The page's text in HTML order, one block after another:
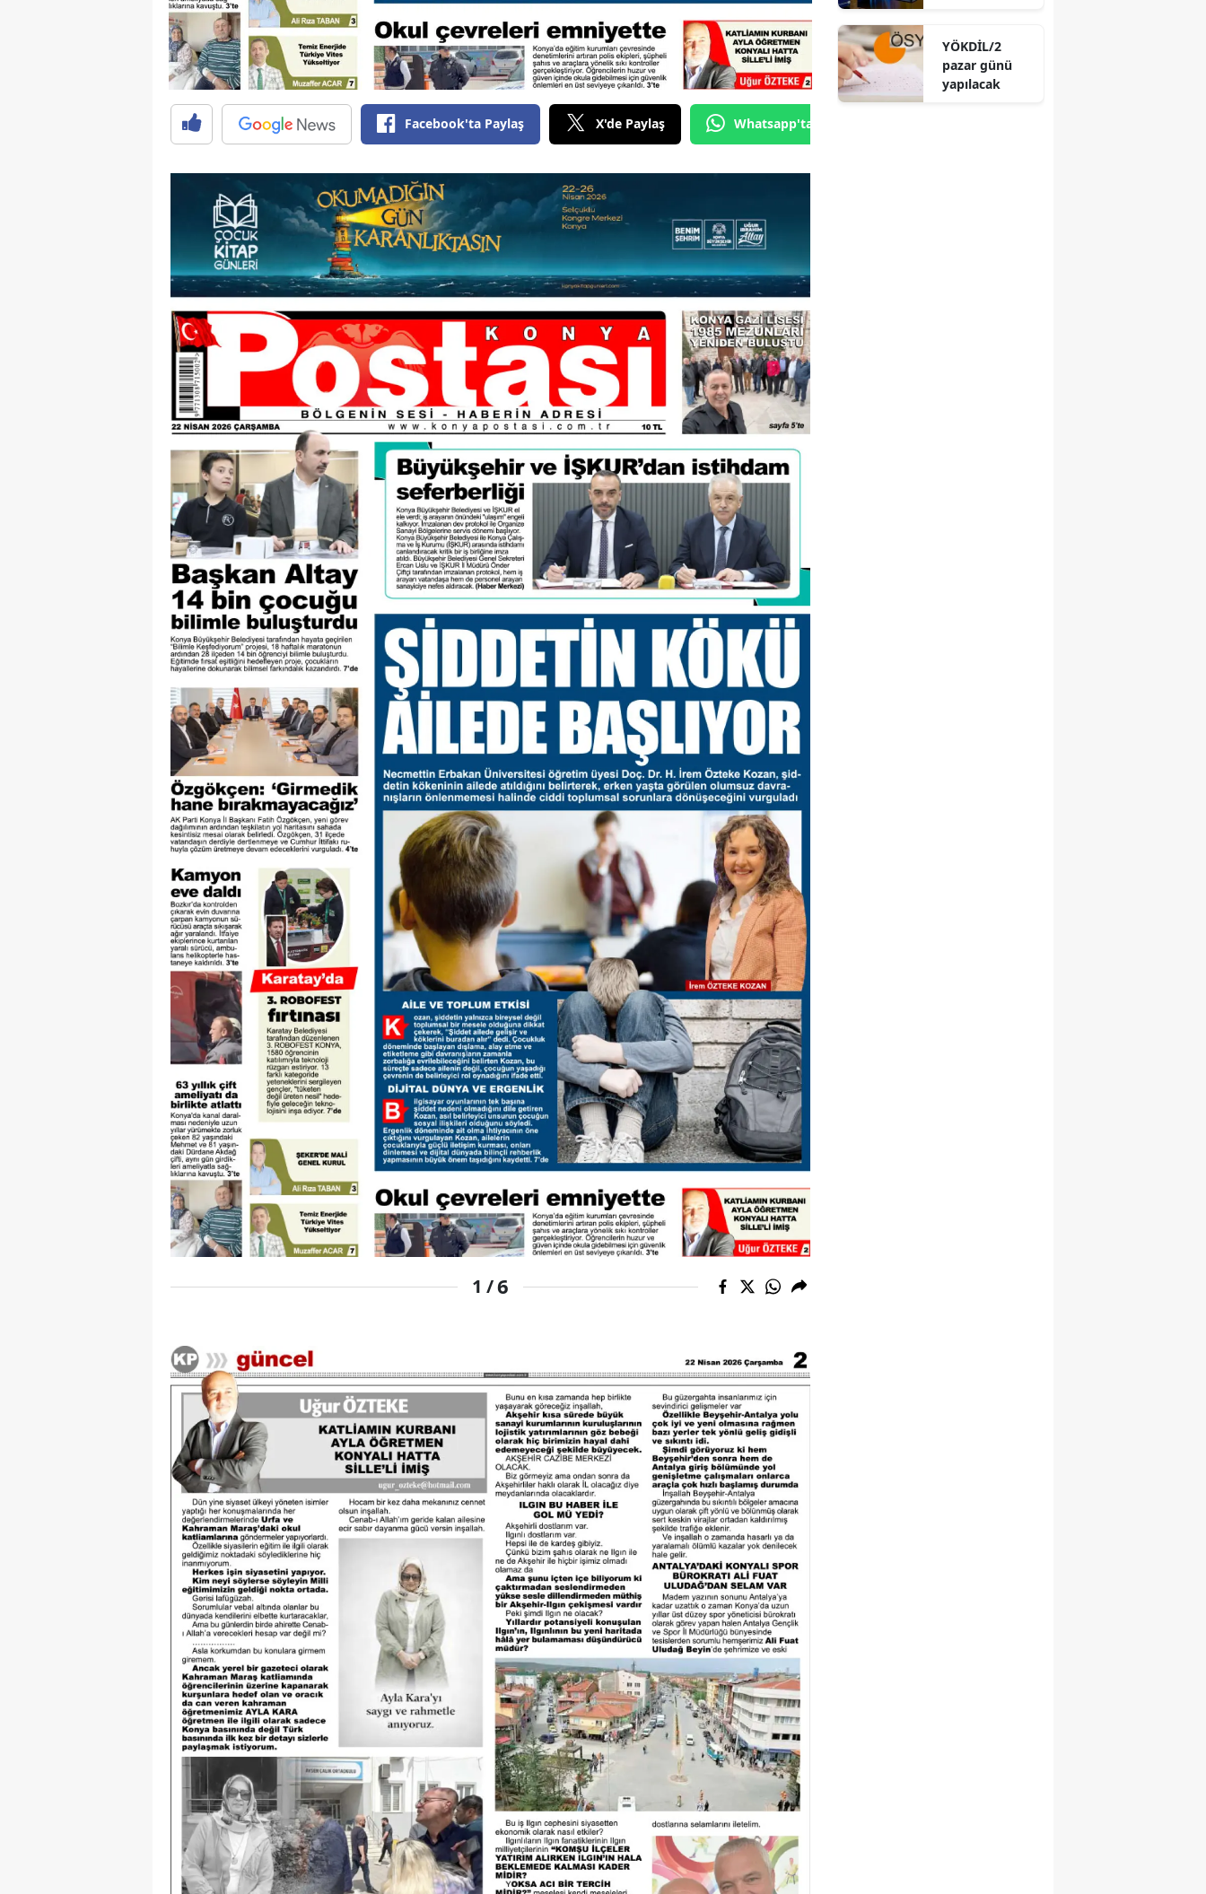
Kars
Kastamonu
Kayseri
Kırklareli
Kütahya
Malatya
Manisa
Kahramanmaraş
Mardin
Muğla
Muş
Nevşehir
Niğde
Rize
Sakarya
Samsun
Siirt
Sinop
Sivas
Tekirdağ
Tokat
Trabzon
Tunceli
Şanlıurfa
Uşak
Van
Yozgat
Zonguldak
Aksaray
Bayburt
Şırnak
Bartın
Ardahan
Iğdır
Yalova
Karabük
Kilis
Osmaniye
Düzce
Facebook'ta Paylaş X'de Paylaş Whatsapp'tan Gönder
1 /6
YÖKDİL/2
pazar günü
yapılacak